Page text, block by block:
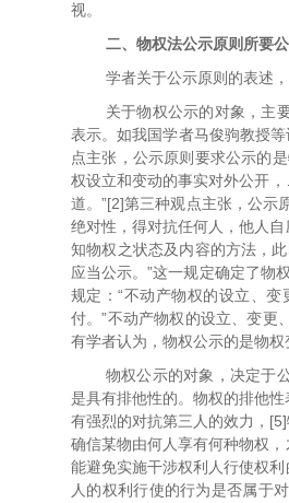
视。
二、物权法公示原则所要
学者关于公示原则的表述
关于物权公示的对象，主
表示。如我国学者马俊驹教授
点主张，公示原则要求公示的
权设立和变动的事实对外公开
道。”[2]第三种观点主张，公示
绝对性，得对抗任何人，他人
知物权之状态及内容的方法，
应当公示。”这一规定确定了物
规定：“不动产物权的设立、
付。”不动产物权的设立、变更
有学者认为，物权公示的是物权
物权公示的对象，决定于
是具有排他性的。物权的排他
有强烈的对抗第三人的效力，
确信某物由何人享有何种物权
能避免实施干涉权利人行使权
人的权利行使的行为是否属于